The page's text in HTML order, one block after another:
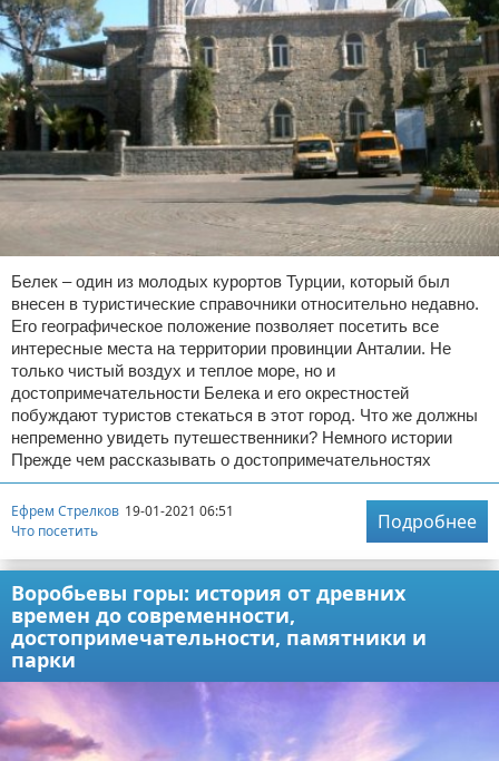
Белек – один из молодых курортов Турции, который был
внесен в туристические справочники относительно недавно.
Его географическое положение позволяет посетить все
интересные места на территории провинции Анталии. Не
только чистый воздух и теплое море, но и
достопримечательности Белека и его окрестностей
побуждают туристов стекаться в этот город. Что же должны
непременно увидеть путешественники? Немного истории
Прежде чем рассказывать о достопримечательностях
Ефрем Стрелков 19-01-2021 06:51
Что посетить
Подробнее
Воробьевы горы: история от древних
времен до современности,
достопримечательности, памятники и
парки